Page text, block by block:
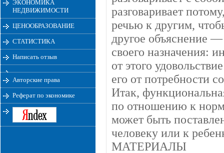
ЭКОНОМИКА
НЕДВИЖИМОСТИ
ЦЕНООБРАЗОВАНИЕ
СТАТИСТИКА
Написать отзыв
Авторские права
Реферат по экономике
разговаривает
речью к другим,
другое объяснение —
своего назначения:
от этого
его от потребности
Итак,
по отношению к
может быть
человеку или к
МАТЕРИАЛЫ